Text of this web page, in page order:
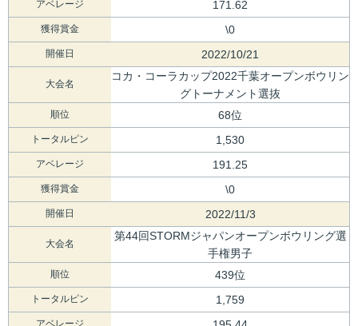
アベレージ 171.62
獲得賞金 \0
開催日 2022/10/21
大会名
コカ・コーラカップ2022千葉オープンボウリン
グトーナメント選抜
順位 68位
トータルピン 1,530
アベレージ 191.25
獲得賞金 \0
開催日 2022/11/3
大会名
第44回STORMジャパンオープンボウリング選
手権男子
順位 439位
トータルピン 1,759
アベレージ